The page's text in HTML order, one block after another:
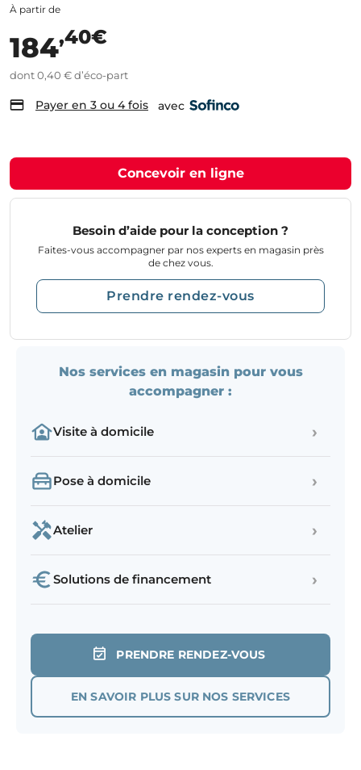
À partir de
184,40€
dont 0,40 € d’éco-part
Payer en 3 ou 4 fois avec
Concevoir en ligne
Besoin d’aide pour la conception ?
Faites-vous accompagner par nos experts en magasin près
de chez vous.
Prendre rendez-vous
Nos services en magasin pour vous
accompagner :
Visite à domicile ›
Pose à domicile ›
Atelier ›
Solutions de financement ›
PRENDRE RENDEZ-VOUS
EN SAVOIR PLUS SUR NOS SERVICES